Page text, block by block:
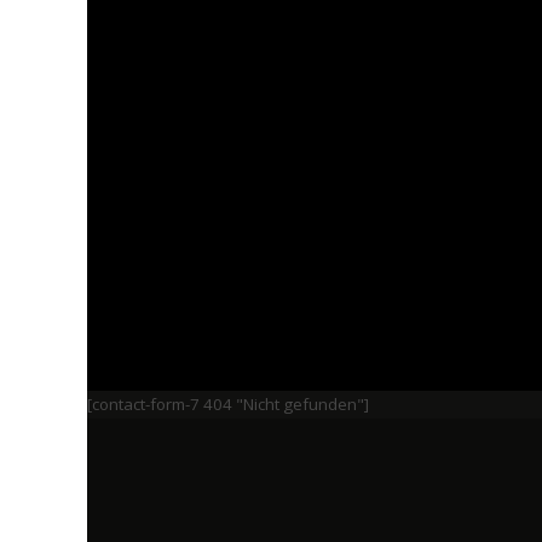
[contact-form-7 404 "Nicht gefunden"]